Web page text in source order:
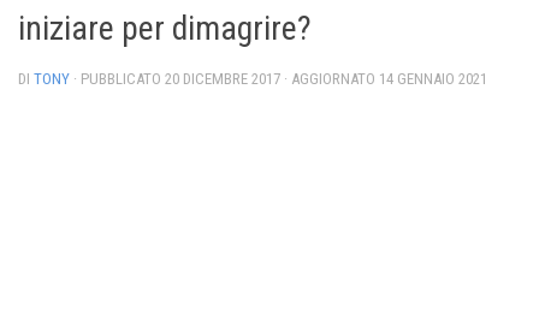
iniziare per dimagrire?
DI TONY · PUBBLICATO 20 DICEMBRE 2017 · AGGIORNATO 14 GENNAIO 2021